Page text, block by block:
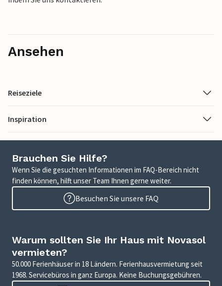
Ansehen
Reiseziele
Inspiration
Brauchen Sie Hilfe?
Wenn Sie die gesuchten Informationen im FAQ-Bereich nicht
finden können, hilft unser Team Ihnen gerne weiter.
Besuchen Sie unsere FAQ
Warum sollten Sie Ihr Haus mit Novasol
vermieten?
50.000 Ferienhäuser in 18 Ländern. Ferienhausvermietung seit
1968. Servicebüros in ganz Europa. Keine Buchungsgebühren.